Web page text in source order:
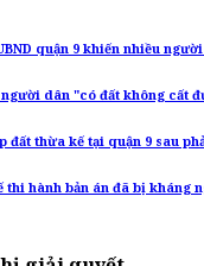
quận 9 khiến nhiều
người dân "có đất không cất
đất thừa kế tại quận 9 sau
thi hành bản án đã bị kháng